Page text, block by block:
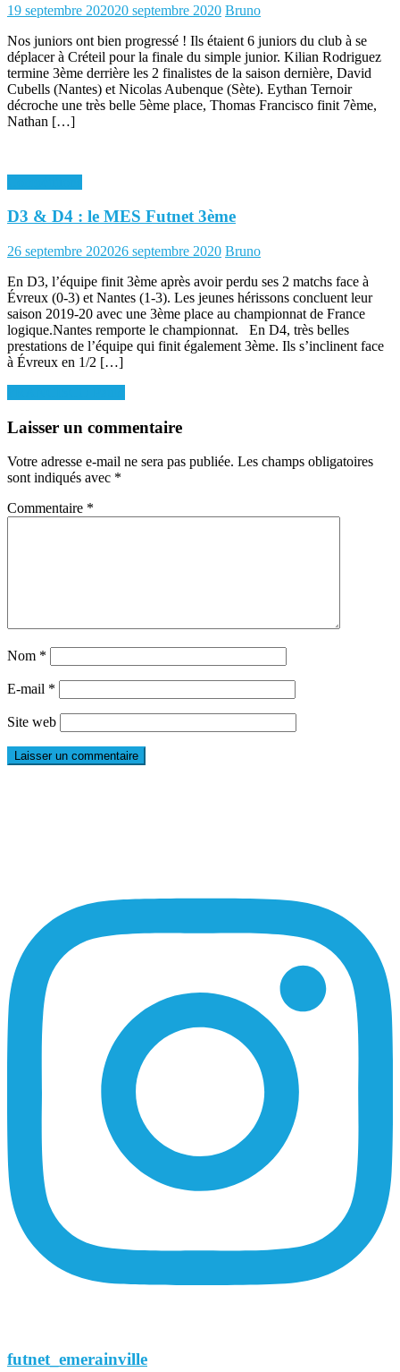
Posted
19 septembre 202020 septembre 2020 Author
Bruno
Nos juniors ont bien progressé ! Ils étaient 6 juniors du club à se
déplacer à Créteil pour la finale du simple junior. Kilian Rodriguez
termine 3ème derrière les 2 finalistes de la saison dernière, David
Cubells (Nantes) et Nicolas Aubenque (Sète). Eythan Ternoir
décroche une très belle 5ème place, Thomas Francisco finit 7ème,
Nathan […]
D3 & D4 : le MES Futnet 3ème
Posted
26 septembre 202026 septembre 2020 Author
Bruno
En D3, l’équipe finit 3ème après avoir perdu ses 2 matchs face à
Évreux (0-3) et Nantes (1-3). Les jeunes hérissons concluent leur
saison 2019-20 avec une 3ème place au championnat de France
logique.Nantes remporte le championnat. En D4, très belles
prestations de l’équipe qui finit également 3ème. Ils s’inclinent face
à Évreux en 1/2 […]
Navigation
de
Laisser un commentaire
Votre adresse e-mail ne sera pas publiée. Les champs obligatoires
sont indiqués avec *
Commentaire *
Nom *
E-mail *
Site web
futnet_emerainville